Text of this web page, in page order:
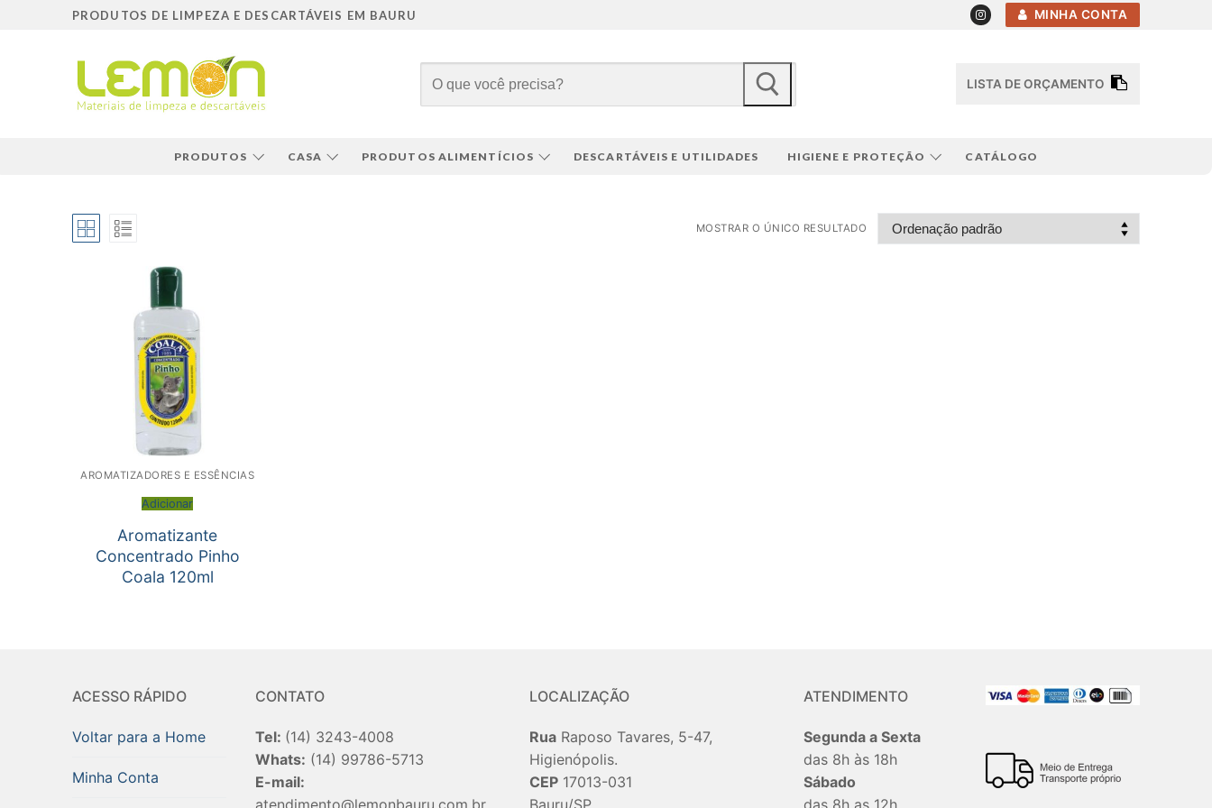
PRODUTOS DE LIMPEZA E DESCARTÁVEIS EM BAURU MINHA CONTA
por:
LISTA DE ORÇAMENTO
PRODUTOS CASA PRODUTOS ALIMENTÍCIOS DESCARTÁVEIS E UTILIDADES HIGIENE E PROTEÇÃO CATÁLOGO
MOSTRAR O ÚNICO RESULTADO
AROMATIZADORES E ESSÊNCIAS
Adicionar
Aromatizante
Concentrado Pinho
Coala 120ml
ACESSO RÁPIDO
Voltar para a Home
Minha Conta
CONTATO
Tel: (14) 3243-4008
Whats: (14) 99786-5713
E-mail:
atendimento@lemonbauru.com.br
LOCALIZAÇÃO
RuaRaposo Tavares, 5-47,
Higienópolis.
CEP17013-031
Bauru/SP.
ATENDIMENTO
Segunda a Sexta
das 8h às 18h
Sábado
das 8h as 12h